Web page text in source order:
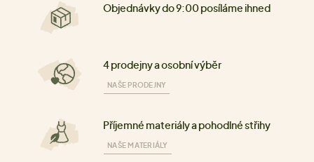
Objednávky do 9:00 posíláme ihned
4 prodejny a osobní výběr
NAŠE PRODEJNY
Příjemné materiály a pohodlné střihy
NAŠE MATERIÁLY